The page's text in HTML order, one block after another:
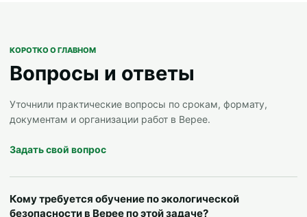
КОРОТКО О ГЛАВНОМ
Вопросы и ответы
Уточнили практические вопросы по срокам, формату,
документам и организации работ в Верее.
Задать свой вопрос
Кому требуется обучение по экологической
безопасности в Верее по этой задаче?